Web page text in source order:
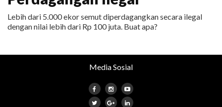
Lebih dari 5.000 ekor semut diperdagangkan secara ilegal
dengan nilai lebih dari Rp 100 juta. Buat apa?
Media Sosial